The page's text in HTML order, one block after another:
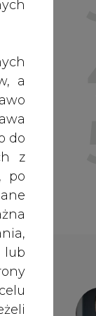
a
do
z
po
lub
w
ze
jej